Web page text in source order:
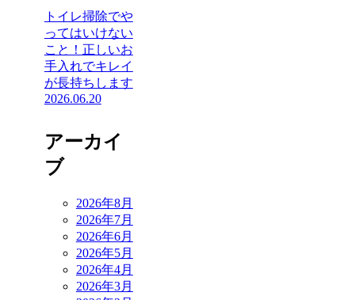
トイレ掃除でや
ってはいけない
こと！正しいお
手入れでキレイ
が長持ちします
2026.06.20
アーカイ
ブ
2026年8月
2026年7月
2026年6月
2026年5月
2026年4月
2026年3月